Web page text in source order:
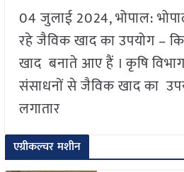
04 जुलाई 2024, भोपाल:
रहे जैविक खाद का उपयोग –
खाद बनाते आए हैं । कृषि
संसाधनों से जैविक खाद का
लगातार
एग्रीकल्चर मशीन